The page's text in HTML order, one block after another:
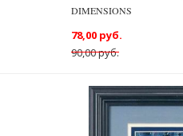
DIMENSIONS
90,00 руб.
78,00 руб.